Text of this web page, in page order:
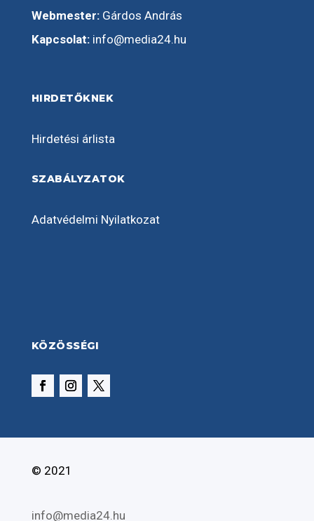
Webmester:Gárdos András
Kapcsolat: info@media24.hu
HIRDETŐKNEK
Hirdetési árlista
SZABÁLYZATOK
Adatvédelmi Nyilatkozat
KÖZÖSSÉGI
© 2021
info@media24.hu